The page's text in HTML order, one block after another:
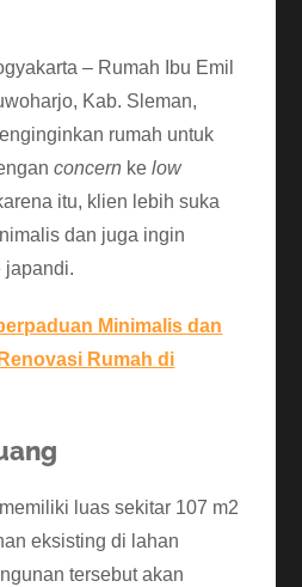
– Rumah Ibu Emil
Kab. Sleman,
rumah untuk
concern kelow
itu, klien lebih suka
dan juga ingin
japandi.
Minimalis dan
Rumah di
luas sekitar 107 m2
eksisting di lahan
tersebut akan